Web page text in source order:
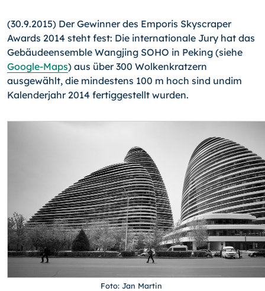
(30.9.2015) Der Gewinner des Emporis Skyscraper
Awards 2014 steht fest: Die inter­nationale Jury hat das
Gebäudeensemble Wangjing SOHO in Peking (siehe
Google-Maps) aus über 300 Wolkenkratzern
ausgewählt, die mindestens 100 m hoch sind undim
Kalenderjahr 2014 fertiggestellt wurden.
Foto: Jan Martin